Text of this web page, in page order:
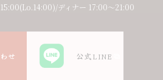
は、消費者自身がうなぎの現状
を持つことが重要です。
んだり、季節や漁獲状況に応じ
ディナー 17:00〜21:00
せ 公式LINE